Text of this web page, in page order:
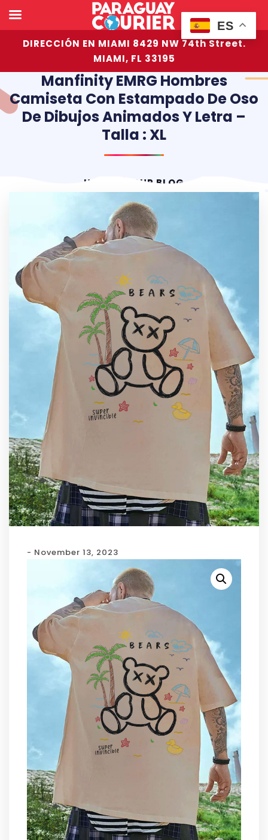
DIRECCIÓN EN MIAMI 8429 NW 74th Street.
MIAMI, FL 33195
Manfinity EMRG Hombres
Camiseta Con Estampado De Oso
De Dibujos Animados Y Letra –
Talla : XL
HOME OUR BLOG
- November 13, 2023
ES